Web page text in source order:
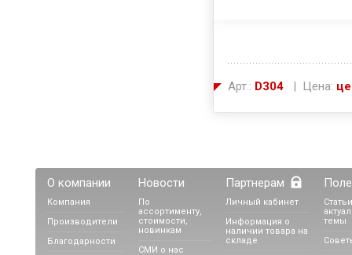
Арт.: D304 | Цена:
О компании
Компания
Производители
Благодарности
Новости
По
ассортименту,
стоимости,
новинкам
СМИ о нас
Партнерам
Личный кабинет
Информация о
наличии товара на
складе
темы